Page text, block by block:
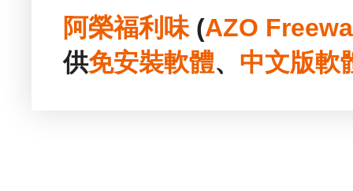
阿榮福利味(AZO
供免安裝軟體、 中文版軟